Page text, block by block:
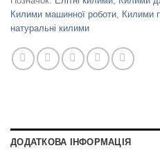
Килими машинної роботи Килими
натуральні килими
ДОДАТКОВА ІНФОРМАЦІЯ